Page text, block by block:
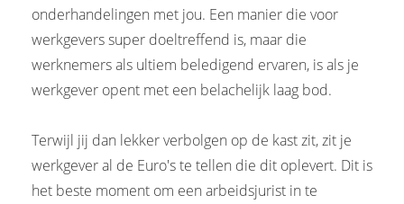
onderhandelingen met jou. Een manier die voor
werkgevers super doeltreffend is, maar die
werknemers als ultiem beledigend ervaren, is als je
werkgever opent met een belachelijk laag bod.
Terwijl jij dan lekker verbolgen op de kast zit, zit je
werkgever al de Euro's te tellen die dit oplevert. Dit is
het beste moment om een arbeidsjurist in te